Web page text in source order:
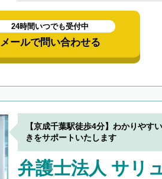
24時間いつでも受付中
メールで問い合わせる
【京成千葉駅徒歩4分】わかりやす
きをサポートいたします
弁護士法人 サリ